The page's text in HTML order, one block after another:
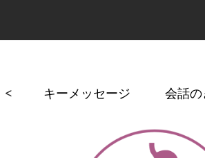
< キーメッセージ 会話